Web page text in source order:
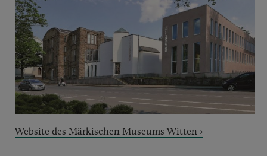
Website des Märkischen Museums Witten ›